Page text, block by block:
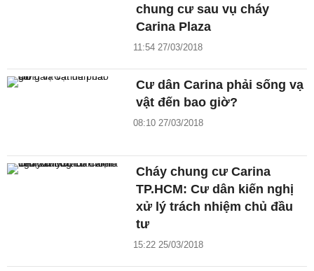
chung cư sau vụ cháy
Carina Plaza
11:54 27/03/2018
Cư dân Carina phải sống vạ
vật đến bao giờ?
08:10 27/03/2018
Cháy chung cư Carina
TP.HCM: Cư dân kiến nghị
xử lý trách nhiệm chủ đầu
tư
15:22 25/03/2018